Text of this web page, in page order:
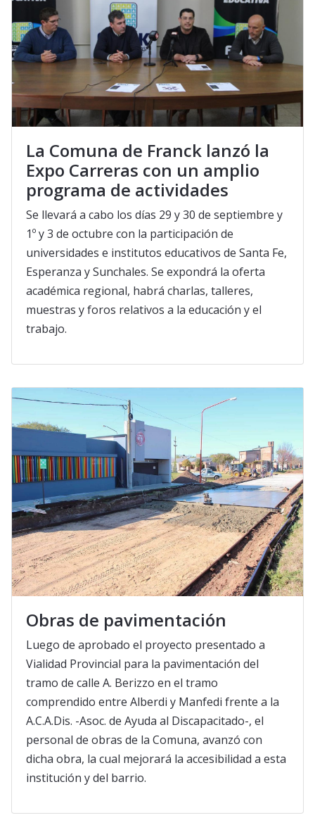
La Comuna de Franck lanzó la
Expo Carreras con un amplio
programa de actividades
Se llevará a cabo los días 29 y 30 de septiembre y
1º y 3 de octubre con la participación de
universidades e institutos educativos de Santa Fe,
Esperanza y Sunchales. Se expondrá la oferta
académica regional, habrá charlas, talleres,
muestras y foros relativos a la educación y el
trabajo.
Obras de pavimentación
Luego de aprobado el proyecto presentado a
Vialidad Provincial para la pavimentación del
tramo de calle A. Berizzo en el tramo
comprendido entre Alberdi y Manfedi frente a la
A.C.A.Dis. -Asoc. de Ayuda al Discapacitado-, el
personal de obras de la Comuna, avanzó con
dicha obra, la cual mejorará la accesibilidad a esta
institución y del barrio.